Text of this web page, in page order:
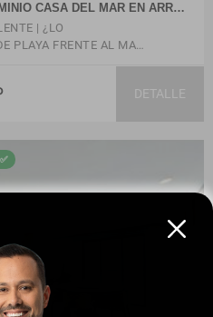
CASA DEL MAR EN ARR…
| ¿LO
PLAYA FRENTE AL MA…
DETALLE